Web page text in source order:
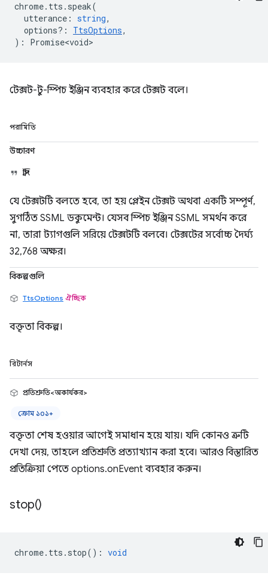
chrome. tts . speak(
utterance : string,
options? : TtsOptions,
) : Promise<void>
টেক্সট-টু-স্পিচ ইঞ্জিন ব্যবহার করে টেক্সট বলে।
পরামিতি
উচ্চারণ
স্ট্রিং
যে টেক্সটটি বলতে হবে, তা হয় প্লেইন টেক্সট অথবা একটি সম্পূর্ণ,
সুগঠিত SSML ডকুমেন্ট। যেসব স্পিচ ইঞ্জিন SSML সমর্থন করে
না, তারা ট্যাগগুলি সরিয়ে টেক্সটটি বলবে। টেক্সটের সর্বোচ্চ দৈর্ঘ্য
32,768 অক্ষর।
বিকল্পগুলি
TtsOptions ঐচ্ছিক
বক্তৃতা বিকল্প।
রিটার্নস
প্রতিশ্রুতি<অকার্যকর>
ক্রোম ১০১+
বক্তৃতা শেষ হওয়ার আগেই সমাধান হয়ে যায়। যদি কোনও ত্রুটি
দেখা দেয়, তাহলে প্রতিশ্রুতি প্রত্যাখ্যান করা হবে। আরও বিস্তারিত
প্রতিক্রিয়া পেতে options.onEvent ব্যবহার করুন।
stop()
chrome. tts . stop() : void